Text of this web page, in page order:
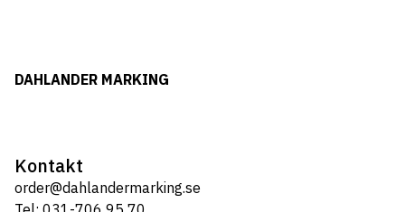
DAHLANDER MARKING
Kontakt
order@dahlandermarking.se